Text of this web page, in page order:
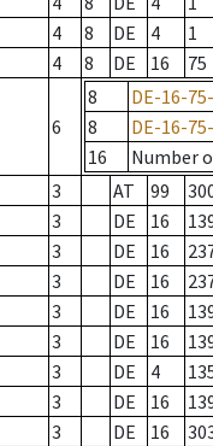
4 8 DE 4 1
4 8 DE 16 75
6
8
DE-16-
8
DE-16-
16
Number
3 AT 99
3 DE 16
3 DE 16
3 DE 16
3 DE 16
3 DE 16
3 DE 4
3 DE 16
3 DE 16